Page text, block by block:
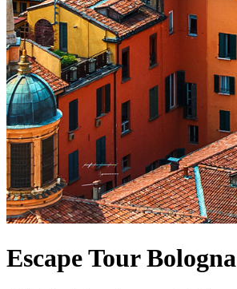
Escape Tour Bologna